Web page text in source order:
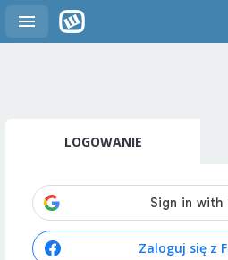
LOGOWANIE
Zaloguj się z